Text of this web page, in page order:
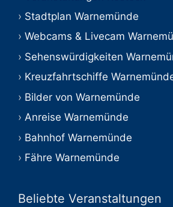
Stadtplan Warnemünde
Webcams & Livecam
Sehenswürdigkeiten
Kreuzfahrtschiffe
Bilder von Warnemünde
Anreise Warnemünde
Bahnhof Warnemünde
Fähre Warnemünde
Beliebte Veranstaltungen